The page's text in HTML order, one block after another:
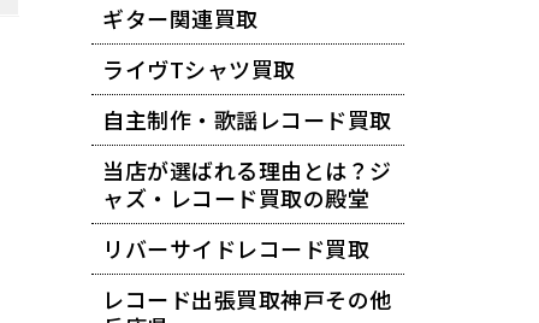
ギター関連買取
ライヴTシャツ買取
自主制作・歌謡レコード買取
当店が選ばれる理由とは？ジ
ャズ・レコード買取の殿堂
リバーサイドレコード買取
レコード出張買取神戸その他